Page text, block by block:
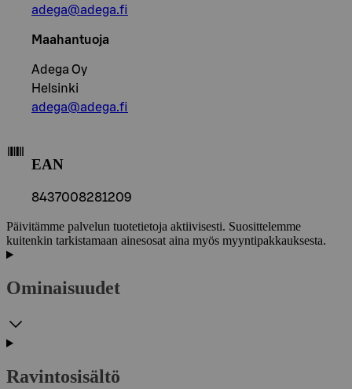
adega@adega.fi
Maahantuoja
Adega Oy
Helsinki
adega@adega.fi
EAN
8437008281209
Päivitämme palvelun tuotetietoja aktiivisesti. Suosittelemme
kuitenkin tarkistamaan ainesosat aina myös myyntipakkauksesta.
Ominaisuudet
Ravintosisältö